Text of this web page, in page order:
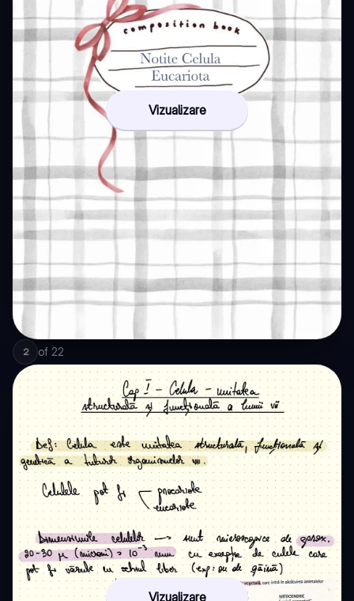
Vizualizare
2 of 22
Vizualizare